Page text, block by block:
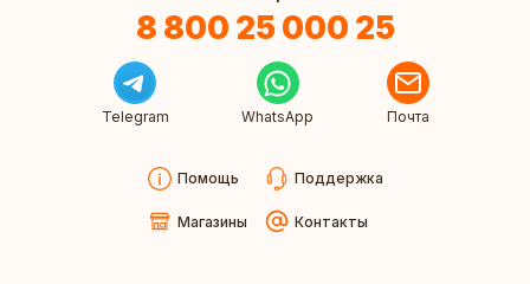
8 800 25 000 25
Telegram WhatsApp Почта
Помощь Поддержка
Магазины Контакты